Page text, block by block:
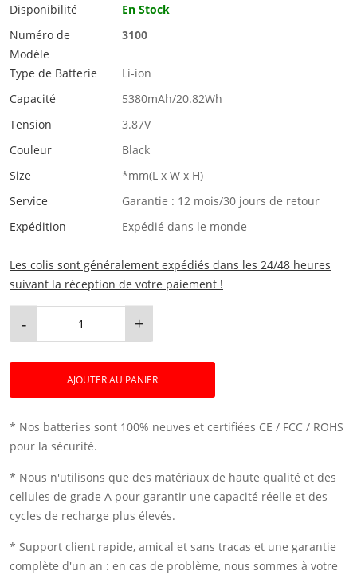
Disponibilité
En Stock
Numéro de
Modèle
3100
Type de Batterie
Li-ion
Capacité
5380mAh/20.82Wh
Tension
3.87V
Couleur
Black
Size
*mm(L x W x H)
Service
Garantie : 12 mois/30 jours de retour
Expédition
Expédié dans le monde
Les colis sont généralement expédiés dans les 24/48 heures
suivant la réception de votre paiement !
- +
AJOUTER AU PANIER
* Nos batteries sont 100% neuves et certifiées CE / FCC / ROHS
pour la sécurité.
* Nous n'utilisons que des matériaux de haute qualité et des
cellules de grade A pour garantir une capacité réelle et des
cycles de recharge plus élevés.
* Support client rapide, amical et sans tracas et une garantie
complète d'un an : en cas de problème, nous sommes à votre